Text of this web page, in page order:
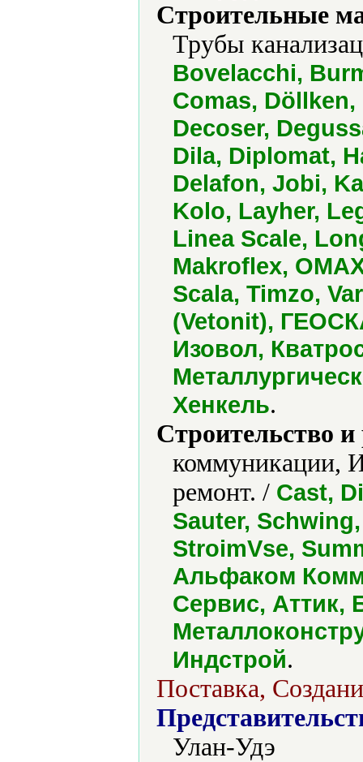
Строительные
Трубы
Bovelacchi,
Comas,
Decoser,
Dila, Diplomat,
Delafon, Jobi,
Kolo, Layher,
Linea Scale,
Makroflex,
Scala, Timzo,
(Vetonit),
Изовол,
Хенкель.
Строительство
коммуникации,
ремонт. / Cast,
Sauter,
StroimVse,
Альфаком
Сервис, Аттик,
Индстрой.
Поставка,
Улан-Удэ